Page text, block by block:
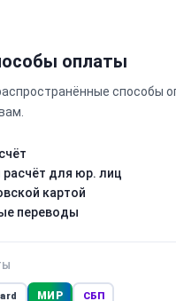
оплаты
способы
расчёт для юр. лиц
картой
переводы
МИР СБП